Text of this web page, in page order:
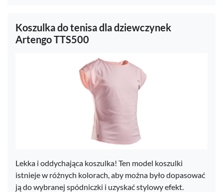
Koszulka do tenisa dla dziewczynek
Artengo TTS500
Lekka i oddychająca koszulka! Ten model koszulki
istnieje w różnych kolorach, aby można było dopasować
ją do wybranej spódniczki i uzyskać stylowy efekt.